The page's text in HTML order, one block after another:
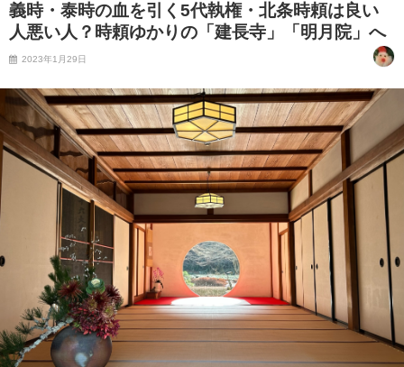
義時・泰時の血を引く5代執権・北条時頼は良い
人悪い人？時頼ゆかりの「建長寺」「明月院」へ
2023年1月29日